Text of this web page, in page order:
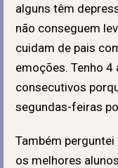
alguns têm
não conseguem
cuidam de pais
emoções. Tenho 4
consecutivos
segundas-feiras
Também
os melhores